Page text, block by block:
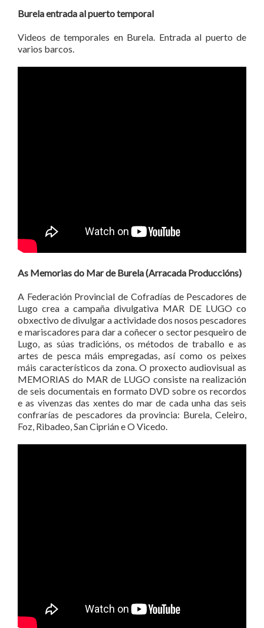
Burela entrada al puerto temporal
Videos de temporales en Burela. Entrada al puerto de
varios barcos.
As Memorias do Mar de Burela (Arracada Produccións)
A Federación Provincial de Cofradías de Pescadores de
Lugo crea a campaña divulgativa MAR DE LUGO co
obxectivo de divulgar a actividade dos nosos pescadores
e mariscadores para dar a coñecer o sector pesqueiro de
Lugo, as súas tradicións, os métodos de traballo e as
artes de pesca máis empregadas, así como os peixes
máis característicos da zona. O proxecto audiovisual as
MEMORIAS do MAR de LUGO consiste na realización
de seis documentais en formato DVD sobre os recordos
e as vivenzas das xentes do mar de cada unha das seis
confrarías de pescadores da provincia: Burela, Celeiro,
Foz, Ribadeo, San Ciprián e O Vicedo.